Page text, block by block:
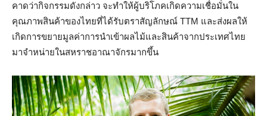
คาดว่ากิจกรรมดังกล่าว จะทำให้ผู้บริโภคเกิดความเชื่อมั่นใน
คุณภาพสินค้าของไทยที่ได้รับตราสัญลักษณ์ TTM และส่งผลให้
เกิดการขยายมูลค่าการนำเข้าผลไม้และสินค้าจากประเทศไทย
มาจำหน่ายในสหราชอาณาจักรมากขึ้น